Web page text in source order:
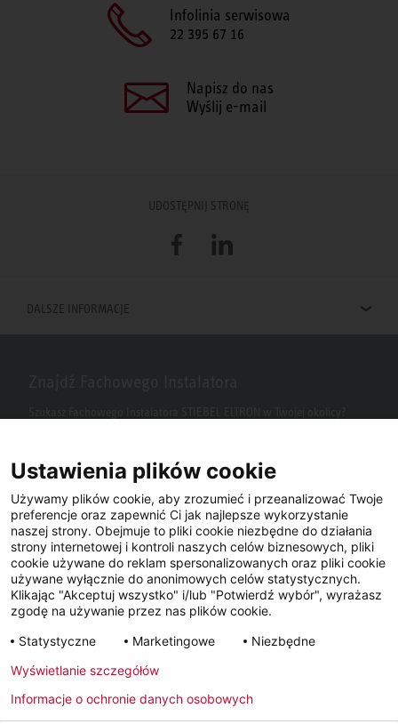
Infolinia serwisowa
22 395 67 16
Napisz do nas
Wyślij e-mail
UDOSTĘPNIJ STRONĘ
FacebookLinkedIn
DALSZE INFORMACJE
Facebook YouTube LinkedIn
Instagram
Ustawienia plików cookie
Używamy plików cookie, aby zrozumieć i przeanalizować Twoje
preferencje oraz zapewnić Ci jak najlepsze wykorzystanie
naszej strony. Obejmuje to pliki cookie niezbędne do działania
strony internetowej i kontroli naszych celów biznesowych, pliki
cookie używane do reklam spersonalizowanych oraz pliki cookie
używane wyłącznie do anonimowych celów statystycznych.
Klikając "Akceptuj wszystko" i/lub "Potwierdź wybór", wyrażasz
zgodę na używanie przez nas plików cookie.
Statystyczne
Marketingowe
Niezbędne
Wyświetlanie szczegółów
Informacje o ochronie danych osobowych